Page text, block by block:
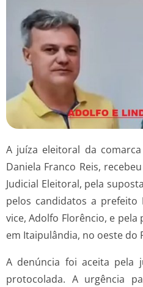
A juíza eleitoral da
Daniela Franco Reis,
Judicial Eleitoral, pela
pelos candidatos a prefeito
vice, Adolfo Florêncio, e
em Itaipulândia, no oeste do
A denúncia foi aceita pela
protocolada. A urgência